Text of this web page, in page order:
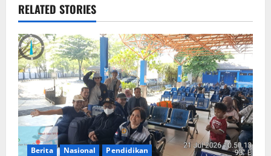
RELATED STORIES
Berita Nasional Pendidikan